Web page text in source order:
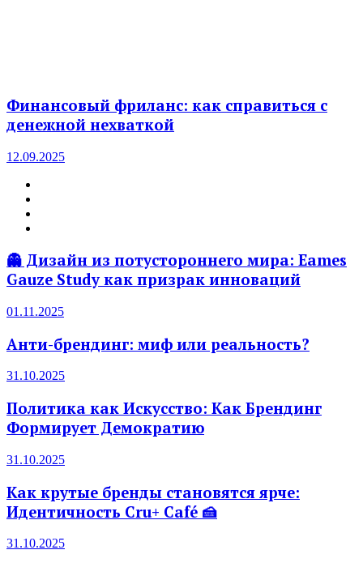
Финансовый фриланс: как справиться с
денежной нехваткой
12.09.2025
👻 Дизайн из потустороннего мира: Eames
Gauze Study как призрак инноваций
01.11.2025
Анти-брендинг: миф или реальность?
31.10.2025
Политика как Искусство: Как Брендинг
Формирует Демократию
31.10.2025
Как крутые бренды становятся ярче:
Идентичность Cru+ Café 🍰
31.10.2025